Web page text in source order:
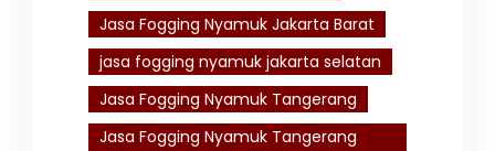
Jasa Fogging Nyamuk Jakarta Barat
jasa fogging nyamuk jakarta selatan
Jasa Fogging Nyamuk Tangerang
Jasa Fogging Nyamuk Tangerang